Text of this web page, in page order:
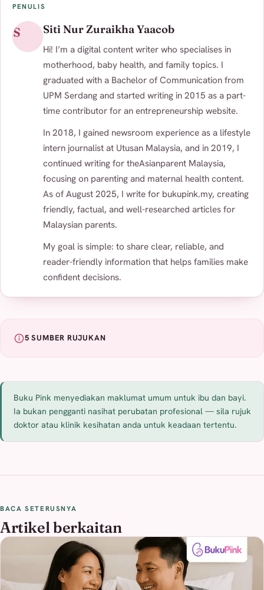
PENULIS
S Siti Nur Zuraikha Yaacob
Hi! I’m a digital content writer who specialises in
motherhood, baby health, and family topics. I
graduated with a Bachelor of Communication from
UPM Serdang and started writing in 2015 as a part-
time contributor for an entrepreneurship website.
In 2018, I gained newsroom experience as a lifestyle
intern journalist at Utusan Malaysia, and in 2019, I
continued writing for theAsianparent Malaysia,
focusing on parenting and maternal health content.
As of August 2025, I write for bukupink.my, creating
friendly, factual, and well-researched articles for
Malaysian parents.
My goal is simple: to share clear, reliable, and
reader-friendly information that helps families make
confident decisions.
5 SUMBER RUJUKAN
Buku Pink menyediakan maklumat umum untuk ibu dan bayi.
Ia bukan pengganti nasihat perubatan profesional — sila rujuk
doktor atau klinik kesihatan anda untuk keadaan tertentu.
BACA SETERUSNYA
Artikel berkaitan